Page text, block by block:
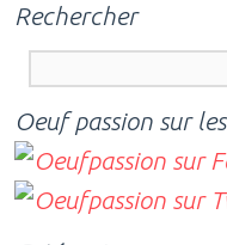
Rechercher
Oeuf passion sur